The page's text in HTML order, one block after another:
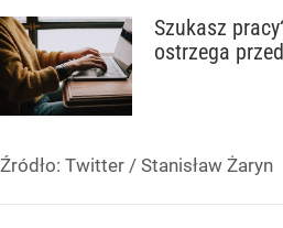
Szukasz
ostrzega
Źródło: Twitter / Stanisław Żaryn